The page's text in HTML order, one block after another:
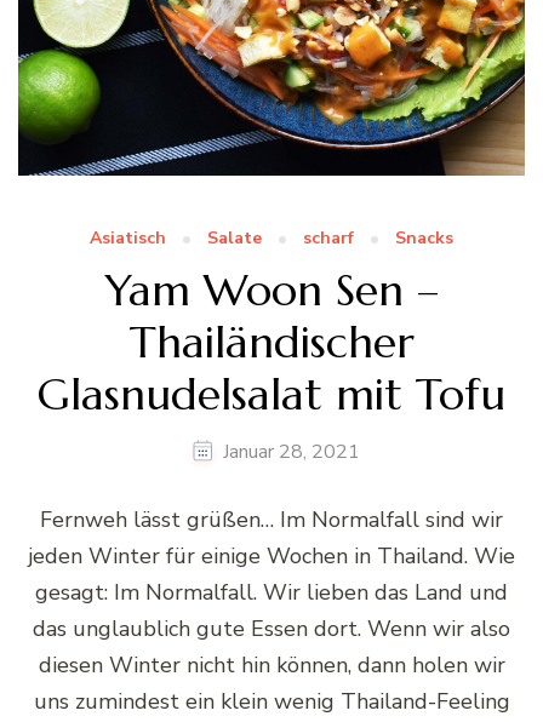
Asiatisch Salate scharf Snacks
Yam Woon Sen –
Thailändischer
Glasnudelsalat mit Tofu
Januar 28, 2021
Fernweh lässt grüßen… Im Normalfall sind wir
jeden Winter für einige Wochen in Thailand. Wie
gesagt: Im Normalfall. Wir lieben das Land und
das unglaublich gute Essen dort. Wenn wir also
diesen Winter nicht hin können, dann holen wir
uns zumindest ein klein wenig Thailand-Feeling